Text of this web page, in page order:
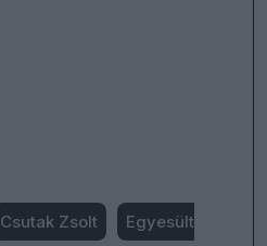
Csutak Zsolt Egyesült